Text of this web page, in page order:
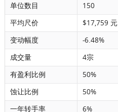
单位数目
150
平均尺价
$17,759 元
变动幅度
-6.48%
成交量
4宗
有盈利比例
50%
蚀让比例
50%
一年转手率
6%